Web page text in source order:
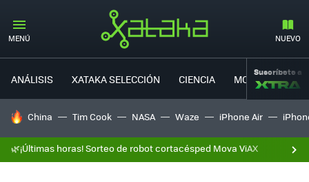
MENÚ NUEVO
ANÁLISIS XATAKA SELECCIÓN CIENCIA MOVILIDAD
Suscríbete a
HOY SE HABLA DE
China Tim Cook NASA Waze iPhone Air
🌿¡Últimas horas! Sorteo de robot cortacésped Mova ViAX